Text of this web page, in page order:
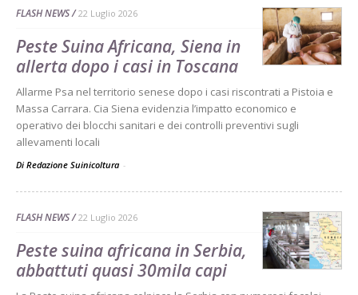
FLASH NEWS 22 Luglio 2026
Peste Suina Africana, Siena in
allerta dopo i casi in Toscana
Allarme Psa nel territorio senese dopo i casi riscontrati a Pistoia e
Massa Carrara. Cia Siena evidenzia l’impatto economico e
operativo dei blocchi sanitari e dei controlli preventivi sugli
allevamenti locali
Di Redazione Suinicoltura -
FLASH NEWS 22 Luglio 2026
Peste suina africana in Serbia,
abbattuti quasi 30mila capi